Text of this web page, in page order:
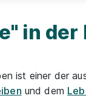
in
ist einer der
und dem